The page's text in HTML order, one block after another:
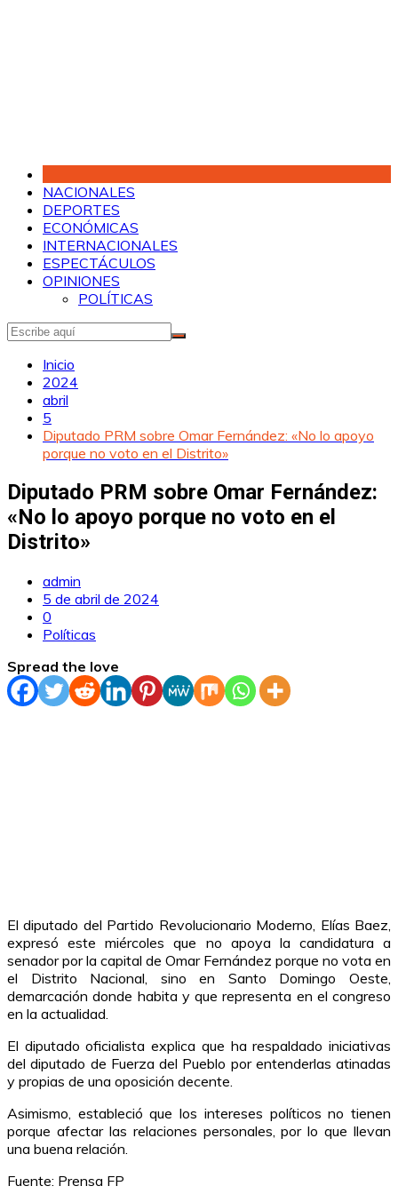
NACIONALES
DEPORTES
ECONÓMICAS
INTERNACIONALES
ESPECTÁCULOS
OPINIONES
POLÍTICAS
Inicio
2024
abril
5
Diputado PRM sobre Omar Fernández: «No lo apoyo
porque no voto en el Distrito»
Diputado PRM sobre Omar Fernández:
«No lo apoyo porque no voto en el
Distrito»
admin
5 de abril de 2024
0
Políticas
Spread the love
El diputado del Partido Revolucionario Moderno, Elías Baez,
expresó este miércoles que no apoya la candidatura a
senador por la capital de Omar Fernández porque no vota en
el Distrito Nacional, sino en Santo Domingo Oeste,
demarcación donde habita y que representa en el congreso
en la actualidad.
El diputado oficialista explica que ha respaldado iniciativas
del diputado de Fuerza del Pueblo por entenderlas atinadas
y propias de una oposición decente.
Asimismo, estableció que los intereses políticos no tienen
porque afectar las relaciones personales, por lo que llevan
una buena relación.
Fuente: Prensa FP